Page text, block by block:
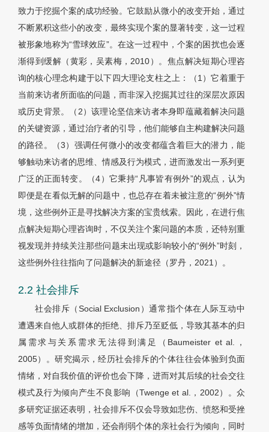
致力于挖掘个案的成功经验。它鼓励从微小的改变开始，通过
不断累积这些小的改变，最终实现个案的显著转变，这一过程
被形象地称为“雪球效应”。在这一过程中，个案的困扰也会逐
渐得到缓解（黄彩，吴素梅，2010）。焦点解决短期心理咨
询的核心理念构建于以下四大理论支柱之上：（1）它着重于
当前来访者所面临的问题，而非深入挖掘其过往的深层次原因
或历史背景。（2）该理论坚信来访者本身即蕴藏着解决问题
的关键资源，通过治疗者的引导，他们能够自主构建解决问题
的路径。（3）强调任何微小的改变都蕴含着巨大的潜力，能
够触动来访者的思维、情感及行为模式，进而激发出一系列更
广泛的正面转变。（4）它秉持“凡事皆有例外”的观点，认为
即便是在看似无解的问题中，也总存在着未被注意的“例外”情
境，这些例外正是寻找解决方案的宝贵线索。因此，在进行焦
点解决短期心理咨询时，不仅关注个案问题的本质，还特别重
视发现并持续关注那些问题未出现或影响较小的“例外”时刻，
这些例外往往指向了问题解决的新途径（罗丹，2021）。
2.2 社会排斥
社会排斥（Social Exclusion）通常指个体在人际互动中
遭遇来自他人或群体的拒绝、排斥乃至贬低，导致其基本的归
属需求与关系需求无法得到满足（Baumeister et al.，
2005）。研究揭示，经历社会排斥的个体往往会体验到负面
情绪，对自我价值的评价也会下降，进而对其后续的社会交往
模式及行为倾向产生不良影响（Twenge et al.，2002）。众
多研究证据还表明，社会排斥不仅会导致如悲伤、愤怒和受挫
感等负面情绪的增加，还会削弱个体的亲社会行为倾向，同时